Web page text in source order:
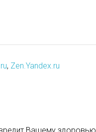
, Zen.Yandex.ru
Вашему здоровью.